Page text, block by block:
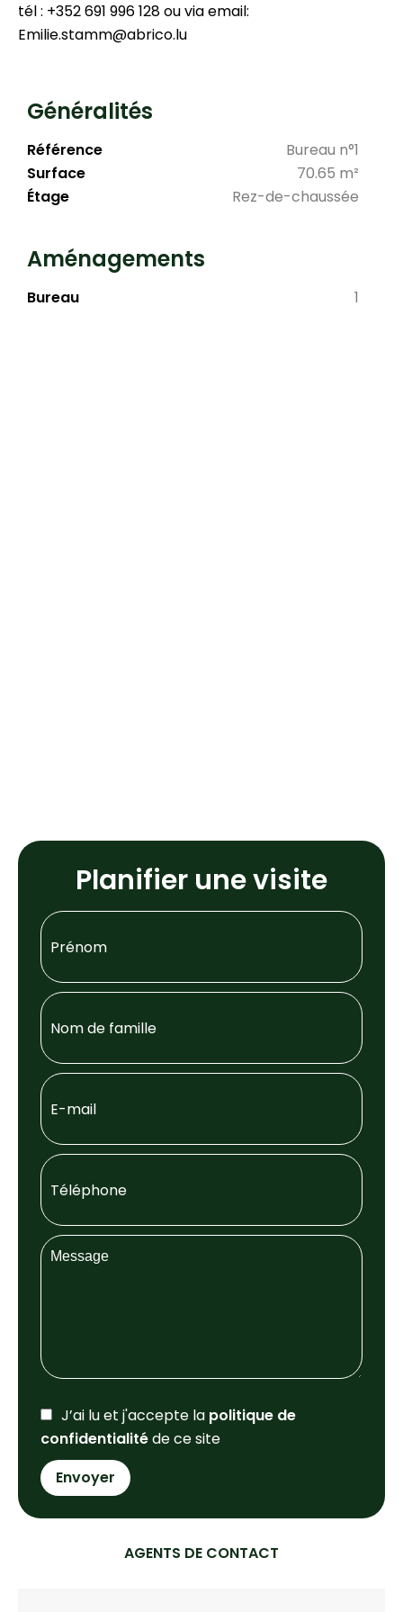
tél : +352 691 996 128 ou via email:
Emilie.stamm@abrico.lu
Généralités
Référence
Bureau n°1
Surface
70.65 m²
Étage
Rez-de-chaussée
Aménagements
1
Bureau
Planifier une visite
J’ai lu et j'accepte la politique de
confidentialitéde ce site
Envoyer
AGENTS DE CONTACT